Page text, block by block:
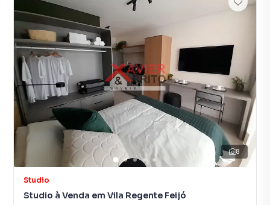
8
Studio
Studio à Venda em Vila Regente Feijó